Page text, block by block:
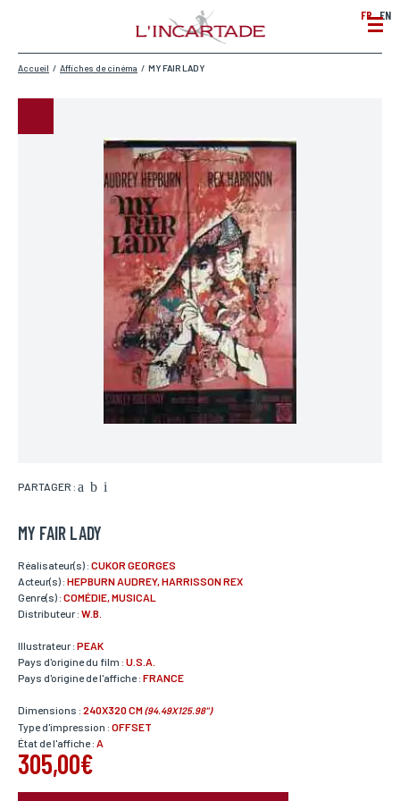
FR EN
Accueil / Affiches de cinéma / MY FAIR LADY
PARTAGER :
MY FAIR LADY
Réalisateur(s) : CUKOR GEORGES
Acteur(s) : HEPBURN AUDREY, HARRISSON REX
Genre(s) : COMÉDIE, MUSICAL
Distributeur : W.B.
Illustrateur : PEAK
Pays d'origine du film : U.S.A.
Pays d'origine de l'affiche : FRANCE
Dimensions : 240X320 CM(94.49X125.98")
Type d'impression : OFFSET
État de l'affiche : A
305,00€